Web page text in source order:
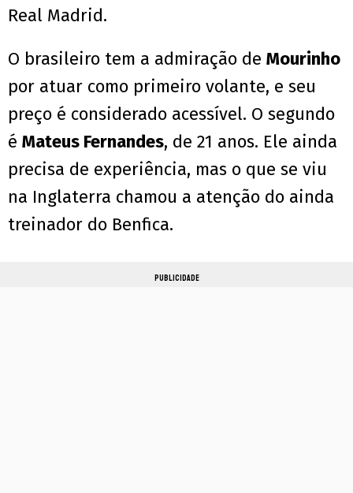
Real Madrid.
O brasileiro tem a admiração de Mourinho
por atuar como primeiro volante, e seu
preço é considerado acessível. O segundo
é Mateus Fernandes, de 21 anos. Ele ainda
precisa de experiência, mas o que se viu
na Inglaterra chamou a atenção do ainda
treinador do Benfica.
PUBLICIDADE